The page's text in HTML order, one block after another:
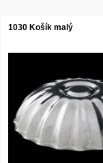
1030 Košík malý